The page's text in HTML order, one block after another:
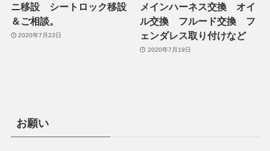
ニ移設 シートロック移設
＆ご相談。
2020年7月23日
メインハーネス交換 オイ
ル交換 フルード交換 フ
ェンダレス取り付けなど
2020年7月19日
お願い